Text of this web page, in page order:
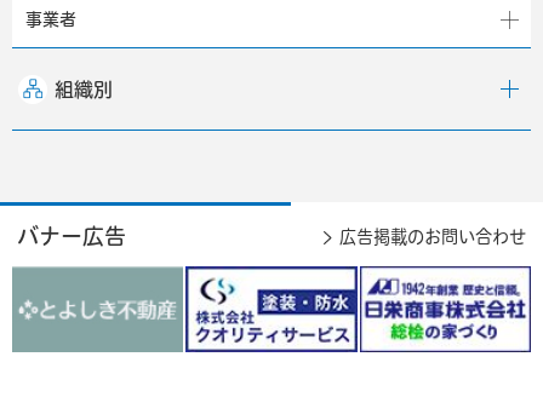
事業者
組織別
バナー広告 広告掲載のお問い合わせ